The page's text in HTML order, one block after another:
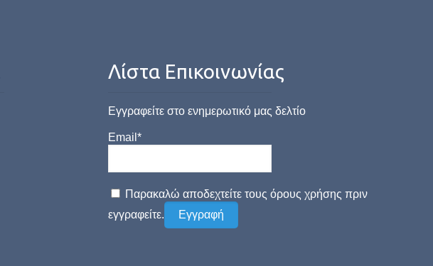
Λίστα Επικοινωνίας
Εγγραφείτε στο ενημερωτικό μας δελτίο
Email*
Παρακαλώ αποδεχτείτε τους όρους χρήσης πριν
εγγραφείτε.